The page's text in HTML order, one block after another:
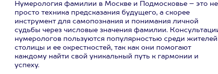
Нумерология фамилии в Москве и Подмосковье – это не
просто техника предсказания будущего, а скорее
инструмент для самопознания и понимания личной
судьбы через числовые значения фамилии.
нумерологов пользуются популярностью среди жителей
столицы и ее окрестностей, так как они помогают
каждому найти свой уникальный путь к гармонии и
успеху.